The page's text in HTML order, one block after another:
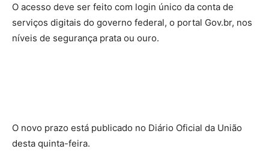
O acesso deve ser feito com login único da conta de
serviços digitais do governo federal, o portal Gov.br, nos
níveis de segurança prata ou ouro.
O novo prazo está publicado no Diário Oficial da União
desta quinta-feira.